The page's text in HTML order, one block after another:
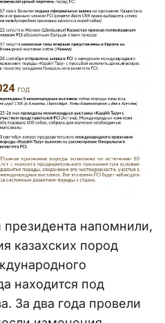
напомнили,
казахских пород
находится под
За два года провели